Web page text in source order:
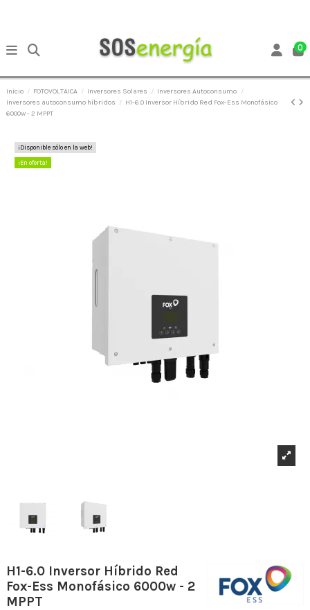
0
Inicio FOTOVOLTAICA Inversores Solares
Inversores Autoconsumo
Inversores autoconsumo híbridos
H1-6.0 Inversor Híbrido Red Fox-Ess Monofásico
6000w - 2 MPPT
¡Disponible sólo en la web!
¡En oferta!
H1-6.0 Inversor Híbrido Red
Fox-Ess Monofásico 6000w - 2
MPPT